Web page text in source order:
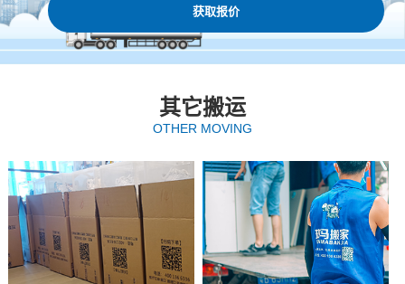
获取报价
其它搬运
OTHER MOVING